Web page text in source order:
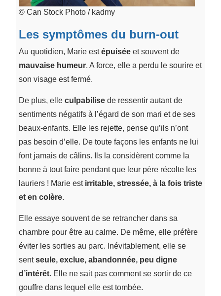
© Can Stock Photo / kadmy
Les symptômes du burn-out
Au quotidien, Marie estépuiséeet souvent de
mauvaise humeur. A force, elle a perdu le sourire et
son visage est fermé.
De plus, elle culpabilisede ressentir autant de
sentiments négatifs à l’égard de son mari et de ses
beaux-enfants. Elle les rejette, pense qu’ils n’ont
pas besoin d’elle. De toute façons les enfants ne lui
font jamais de câlins. Ils la considèrent comme la
bonne à tout faire pendant que leur père récolte les
lauriers ! Marie est irritable, stressée, à la fois triste
et en colère.
Elle essaye souvent de se retrancher dans sa
chambre pour être au calme. De même, elle préfère
éviter les sorties au parc. Inévitablement, elle se
sentseule, exclue, abandonnée, peu digne
d’intérêt. Elle ne sait pas comment se sortir de ce
gouffre dans lequel elle est tombée.